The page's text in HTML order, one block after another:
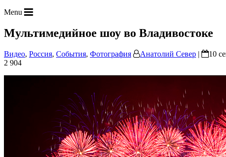
Menu
Мультимедийное шоу во Владивостоке
Видео, Россия, События, Фотография Анатолий Север | 10
2 904